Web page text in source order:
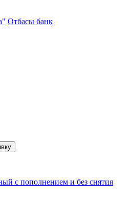
Отбасы банк
с пополнением и без снятия